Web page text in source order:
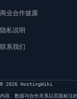
商业合作披露
隐私说明
联系我们
© 2026 HostingWiki
内容、数据与合作关系以页面标注